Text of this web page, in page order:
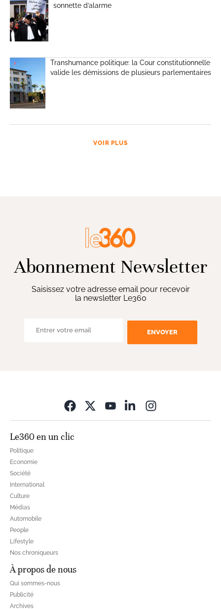
sonnette d’alarme
Transhumance politique: la Cour constitutionnelle
valide les démissions de plusieurs parlementaires
VOIR PLUS
Abonnement Newsletter
Saisissez votre adresse email pour recevoir
la newsletter Le360
ENVOYER
Le360 en un clic
Politique
Economie
Société
International
Culture
Médias
Automobile
People
Lifestyle
Nos chroniqueurs
À propos de nous
Qui sommes-nous
Publicité
Archives